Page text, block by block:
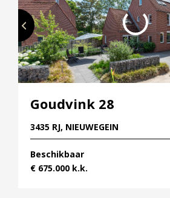
€ 17.500 v.o.n.
Goudvink 28
3435 RJ, NIEUWEGEIN
Beschikbaar
€ 675.000 k.k.